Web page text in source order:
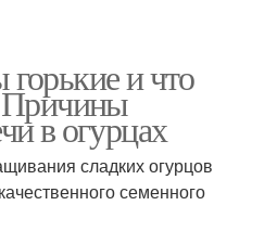
и что
Причины
в огурцах
сладких огурцов
семенного